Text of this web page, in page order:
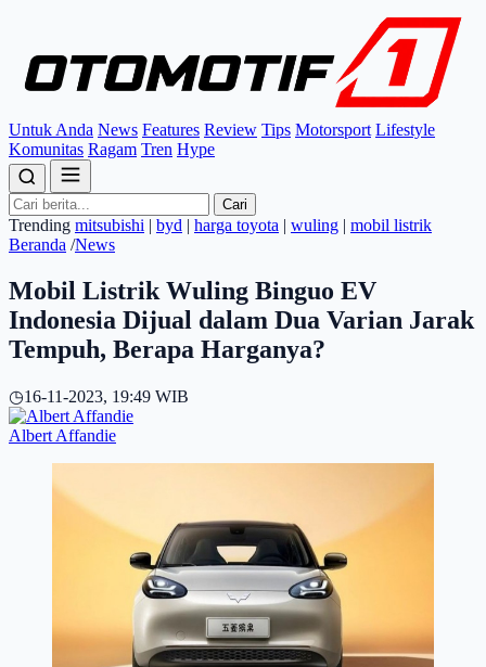
Untuk Anda News Features Review Tips Motorsport Lifestyle
Komunitas Ragam Tren Hype
Cari
Trending mitsubishi | byd | harga toyota | wuling | mobil listrik
Beranda /News
Mobil Listrik Wuling Binguo EV
Indonesia Dijual dalam Dua Varian Jarak
Tempuh, Berapa Harganya?
◷16-11-2023, 19:49 WIB
Albert Affandie